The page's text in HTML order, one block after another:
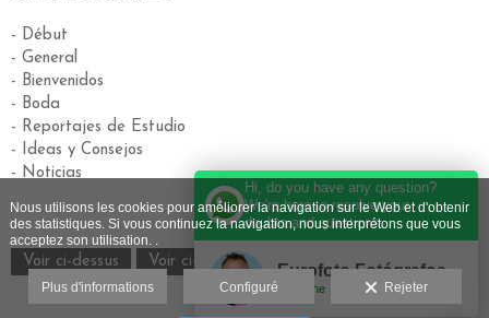
- Début
- General
- Bienvenidos
- Boda
- Reportajes de Estudio
- Ideas y Consejos
- Noticias
Voir ci-dessus Voir ci-dessous
Nous utilisons les cookies pour améliorer la navigation sur le Web et d'obtenir
des statistiques. Si vous continuez la navigation, nous interprétons que vous
acceptez son utilisation. .
Plus d'informations Configuré Rejeter
Hi, do you have any question?
We're here to resolve your
doubts and questions.
Eurofoto Fotógrafos
Online